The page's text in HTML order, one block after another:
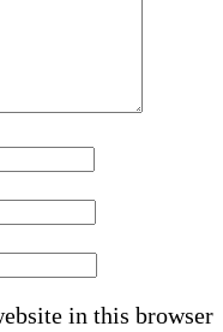
in this browser